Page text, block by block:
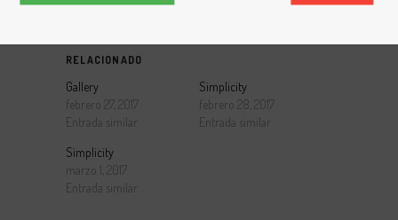
RELACIONADO
Gallery
febrero 27, 2017
Entrada similar
Simplicity
febrero 28, 2017
Entrada similar
Simplicity
marzo 1, 2017
Entrada similar